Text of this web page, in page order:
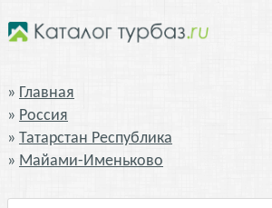
Главная
Россия
Татарстан Республика
Майами-Именьково